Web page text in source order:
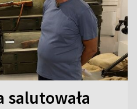
salutowała